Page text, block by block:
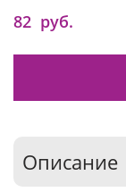
82 руб.
Описание